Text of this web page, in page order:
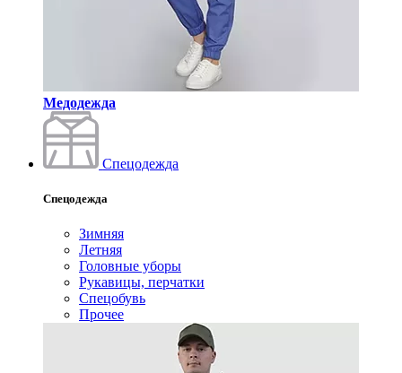
Медодежда
Спецодежда
Спецодежда
Зимняя
Летняя
Головные уборы
Рукавицы, перчатки
Спецобувь
Прочее